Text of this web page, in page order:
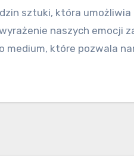
sztuki, która umożliwia
naszych emocji
medium, które pozwala